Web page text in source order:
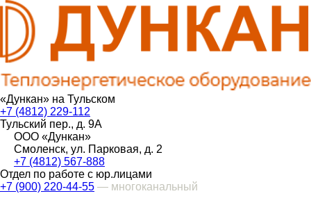
«Дункан» на Тульском
+7 (4812) 229-112
Тульский пер., д. 9А
ООО «Дункан»
Смоленск, ул. Парковая, д. 2
+7 (4812) 567-888
Отдел по работе с юр.лицами
+7 (900) 220-44-55 — многоканальный